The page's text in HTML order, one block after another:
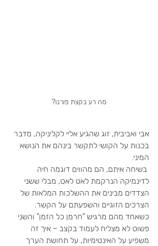
מה רע בקצת פורנו?
אבי ואביבית, זוג שהגיע אליי לקליניקה, מדבר
בכנות על הקושי לתקשר בינהם את הנושא
המיני.
בשיחה איתם, הם מהווים דוגמה חיה
לדינמיקה הנרקמת לאט לאט, מבלי ששני
הצדדים מבינים את ההשלכות המלאות של
הצרכים הזוגיים והשפעתם על הקשר.
כשאחד מהם מרגיש "חרמן כל הזמן" והשני
פשוט לא מצליח לעמוד בקצב – איך זה
משפיע על האינטימיות, על תחושת הערך